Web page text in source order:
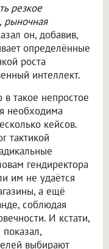
резкое
рыночная
он, добавив,
определённые
роста
интеллект.
в такое непростое
необходима
кейсов.
тактикой
гендиректора
им не удаётся
а ещё
соблюдая
И кстати,
выбирают